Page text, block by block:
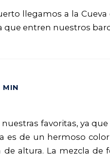
llegamos a la Cueva
entren nuestros
MIN
favoritas, ya
es de un hermoso
altura. La mezcla de